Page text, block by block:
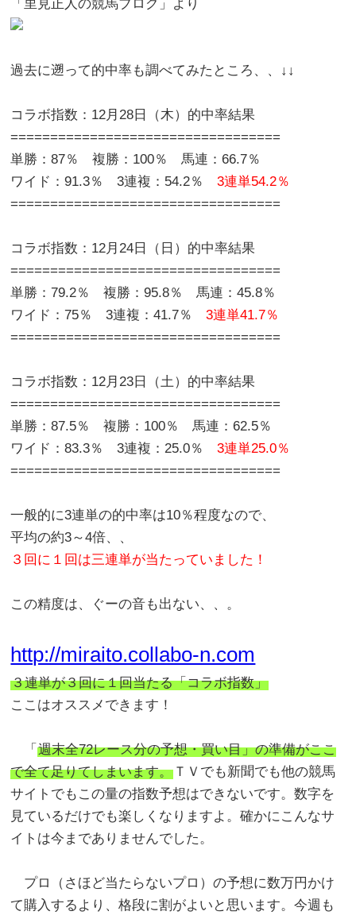
「里見正人の競馬ブログ」より
過去に遡って的中率も調べてみたところ、、↓↓
コラボ指数：12月28日（木）的中率結果
==================================
単勝：87％ 複勝：100％ 馬連：66.7％
ワイド：91.3％ 3連複：54.2％3連単54.2％
==================================
コラボ指数：12月24日（日）的中率結果
==================================
単勝：79.2％ 複勝：95.8％ 馬連：45.8％
ワイド：75％ 3連複：41.7％3連単41.7％
==================================
コラボ指数：12月23日（土）的中率結果
==================================
単勝：87.5％ 複勝：100％ 馬連：62.5％
ワイド：83.3％ 3連複：25.0％3連単25.0％
==================================
一般的に3連単の的中率は10％程度なので、
平均の約3～4倍、、
３回に１回は三連単が当たっていました！
この精度は、ぐーの音も出ない、、。
http://miraito.collabo-n.com
３連単が３回に１回当たる「コラボ指数」
ここはオススメできます！
「週末全72レース分の予想・買い目」の準備がここ
で全て足りてしまいます。 ＴＶでも新聞でも他の競馬
サイトでもこの量の指数予想はできないです。数字を
見ているだけでも楽しくなりますよ。確かにこんなサ
イトは今までありませんでした。
プロ（さほど当たらないプロ）の予想に数万円かけ
て購入するより、格段に割がよいと思います。今週も